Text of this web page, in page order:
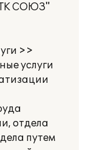
СОЮЗ"
>>
услуги
отдела
путем